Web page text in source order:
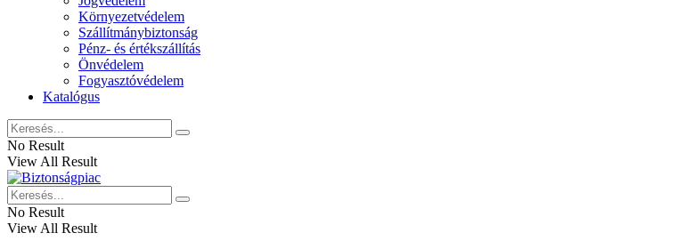
Környezetvédelem
Szállítmánybiztonság
Pénz- és értékszállítás
Önvédelem
Fogyasztóvédelem
Katalógus
No Result
View All Result
No Result
View All Result